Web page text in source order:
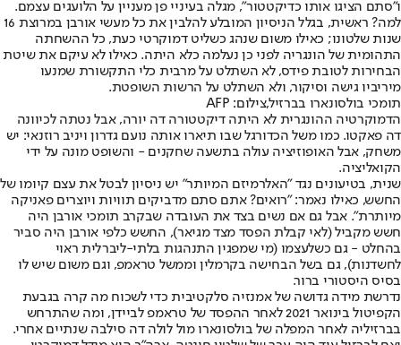
ו"סתם הציגו אותו כדיקטטור", מגלה בעיניי פן מעניין על הלועגים עצמם.
למה? ראשית, בגלל הניסיון המובלע להלבין את כל מעשי אורבן במרוצת 16
שנות שלטונו; כאילו משום שנהג כשליט דמוקרטי כעת, כל ההשחתה
התהומית של הונגריה לפני כן נעלמה כלא היתה. כאילו לא עיקם את שיטת
הבחירות לטובת פידס, לא השתלט על מרבית כלי התקשורת שמנעו
מיריביו גישה וסיקור, ולא השתלט על הרשות השופטת.
תומכי בולסונארו בברזיל,צילום: AFP
הדמוקרטיה ההונגרית לא היתה דיקטטורה דה יורה, אבל נטתה לכיוונה
דה פאקטו. כמו משל הכדורגל שבו תיארו אותה נועם גדרון ויניב רוזנאי: יש
משחק, אבל האופוזיציה עולה בתשעה שחקנים - והשופט מונה על ידי
הקואליציה.
שנית, בטיעונים נגד "האלרמיזם המיותר" יש ניסיון לבטל את עצם קיומו של
החשש, כאילו נאמר: "רואים? אתם סתם מדביקים תוויות ויוצרים פאניקה
מיותרת". אבל גם אם נשים בצד את העובדה שבקרב תומכי אורבן היה
חשש מקביל (לאי קבלת הפסד מצד מגיאר), החשש כלפי אורבן היה סביר
בהחלט - גם כשלעצמו (מי שמפגין התנהגות בלתי-ליברלית ראוי
לחשדנות), גם בשל הבחישה בקרמלין וממשל טראמפ, וגם משום שיש לו
בסיס היסטורי ברור.
נדרשת מידה גדושה של אמנזיה סלקטיבית כדי לשכוח מה קרה בגבעת
הקפיטול בינואר 2021 לאחר ההפסד של טראמפ לביידן, ומה שהתרחש
בברזיליה לאחר המפלה של בולסונארו מול לולה דה סילבה שנתיים אחרי.